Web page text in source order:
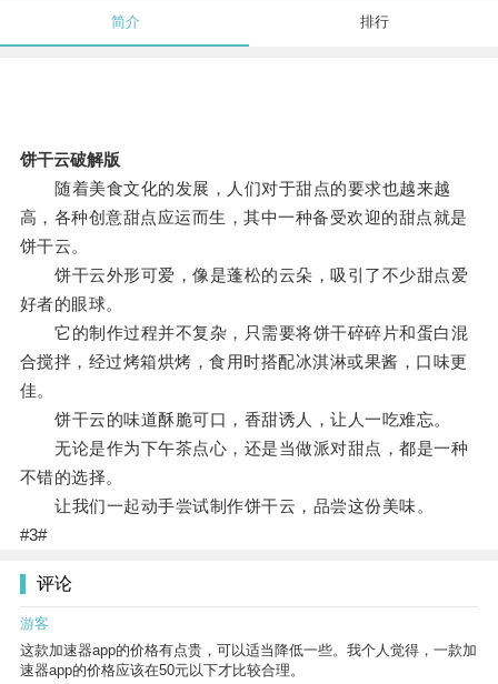
简介 排行
饼干云破解版
随着美食文化的发展，人们对于甜点的要求也越来越
高，各种创意甜点应运而生，其中一种备受欢迎的甜点就是
饼干云。
饼干云外形可爱，像是蓬松的云朵，吸引了不少甜点爱
好者的眼球。
它的制作过程并不复杂，只需要将饼干碎碎片和蛋白混
合搅拌，经过烤箱烘烤，食用时搭配冰淇淋或果酱，口味更
佳。
饼干云的味道酥脆可口，香甜诱人，让人一吃难忘。
无论是作为下午茶点心，还是当做派对甜点，都是一种
不错的选择。
让我们一起动手尝试制作饼干云，品尝这份美味。
#3#
评论
游客
这款加速器app的价格有点贵，可以适当降低一些。我个人觉得，一款加
速器app的价格应该在50元以下才比较合理。